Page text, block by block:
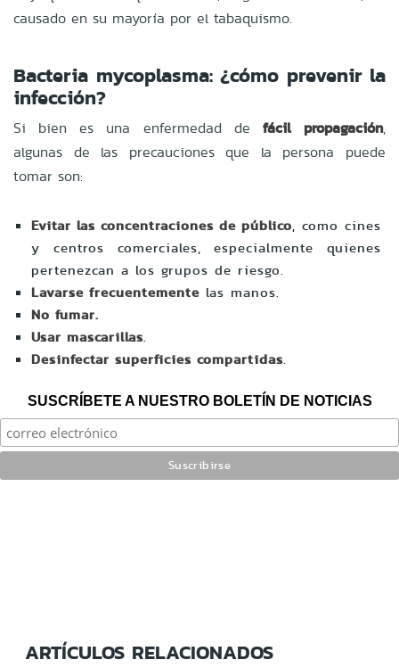
causado en su mayoría por el tabaquismo.
Bacteria mycoplasma: ¿cómo prevenir la
infección?
Si bien es una enfermedad de fácil propagación,
algunas de las precauciones que la persona puede
tomar son:
Evitar las concentraciones de público, como cines
y centros comerciales, especialmente quienes
pertenezcan a los grupos de riesgo.
Lavarse frecuentemente las manos.
No fumar.
Usar mascarillas.
Desinfectar superficies compartidas.
SUSCRÍBETE A NUESTRO BOLETÍN DE NOTICIAS
ARTÍCULOS RELACIONADOS